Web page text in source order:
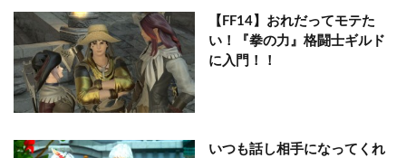
【FF14】おれだってモテた
い！『拳の力』格闘士ギルド
に入門！！
いつも話し相手になってくれ